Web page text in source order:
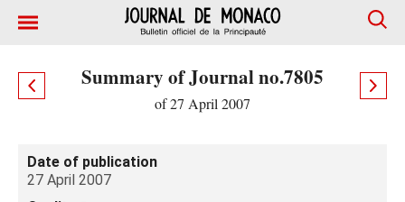
Summary of Journal no.7805
of 27 April 2007
Date of publication
27 April 2007